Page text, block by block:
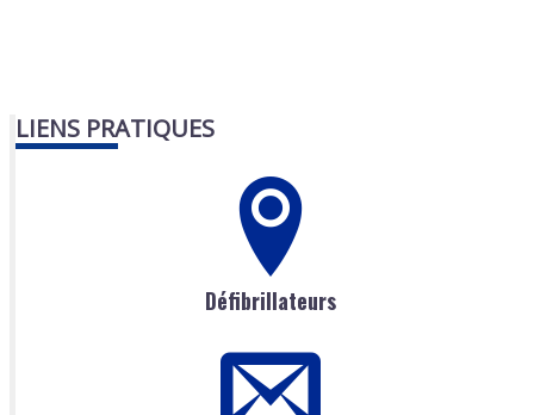
LIENS PRATIQUES
Défibrillateurs